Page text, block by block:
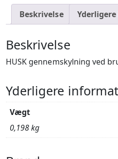
Beskrivelse
Beskrivelse
HUSK gennemskylning ved
Yderligere
Vægt
0,198 kg